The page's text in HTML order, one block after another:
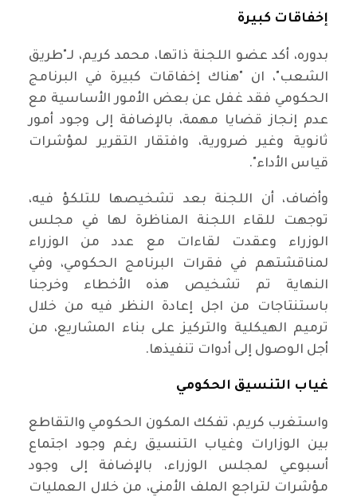
إخفاقات كبيرة
بدوره، أكد عضو اللجنة ذاتها، محمد كريم، لـ"طريق
الشعب"، ان "هناك إخفاقات كبيرة في البرنامج
الحكومي فقد غفل عن بعض الأمور الأساسية مع
عدم إنجاز قضايا مهمة، بالإضافة إلى وجود أمور
ثانوية وغير ضرورية، وافتقار التقرير لمؤشرات
قياس الأداء".
وأضاف، أن اللجنة بعد تشخيصها للتلكؤ فيه،
توجهت للقاء اللجنة المناظرة لها في مجلس
الوزراء وعقدت لقاءات مع عدد من الوزراء
لمناقشتهم في فقرات البرنامج الحكومي، وفي
النهاية تم تشخيص هذه الأخطاء وخرجنا
باستنتاجات من اجل إعادة النظر فيه من خلال
ترميم الهيكلية والتركيز على بناء المشاريع، من
أجل الوصول إلى أدوات تنفيذها.
غياب التنسيق الحكومي
واستغرب كريم، تفكك المكون الحكومي والتقاطع
بين الوزارات وغياب التنسيق رغم وجود اجتماع
أسبوعي لمجلس الوزراء، بالإضافة إلى وجود
مؤشرات لتراجع الملف الأمني، من خلال العمليات